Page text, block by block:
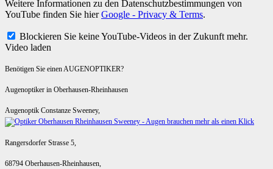
Weitere Informationen zu den Datenschutzbestimmungen von
YouTube finden Sie hierGoogle - Privacy & Terms.
Blockieren Sie keine YouTube-Videos in der Zukunft mehr.
Video laden
Benötigen Sie einen AUGENOPTIKER?
Augenoptiker in Oberhausen-Rheinhausen
Augenoptik Constanze Sweeney,
Rangersdorfer Strasse 5,
68794 Oberhausen-Rheinhausen,